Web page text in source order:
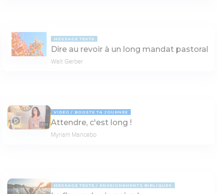
MESSAGE TEXTE
Dire au revoir à un long mandat pastoral
Walt Gerber
01:33
VIDÉO BOOSTE TA JOURNÉE
Attendre, c'est long !
Myriam Mancebo
MESSAGE TEXTE ENSEIGNEMENTS BIBLIQUES